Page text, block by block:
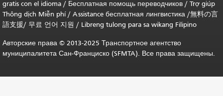
gratis con el idioma / Бесплатная помощь переводчиков / Trợ giúp
Thông dịch Miễn phí/ Assistance бесплатная лингвистика /無料の言
語支援/ 무료 언어 지원 / Libreng tulong para sa wikang Filipino
Авторские права © 2013-2025 Транспортное агентство
муниципалитета Сан-Франциско (SFMTA). Все права защищены.